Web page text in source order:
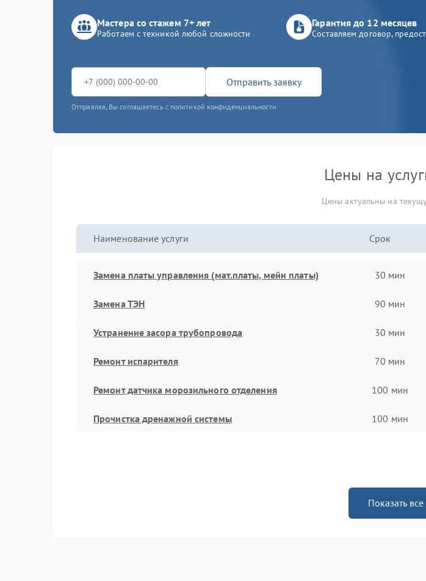
Мастера со стажем 7+ лет
Работаем с техникой любой сложности
Гарантия до 12 месяцев
Составляем договор,
Отправить заявку
Отправляя, Вы соглашаетесь с политикой конфиденциальности
Цены на
Цены актуальны на
Наименование услуги Срок
Замена платы управления (мат.платы, мейн платы) 30 мин
Замена ТЭН 90 мин
Устранение засора трубопровода 30 мин
Ремонт испарителя 70 мин
Ремонт датчика морозильного отделения 100 мин
Прочистка дренажной системы 100 мин
Показать все